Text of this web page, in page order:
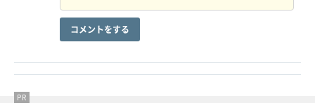
コメントをする
PR
PR
PR